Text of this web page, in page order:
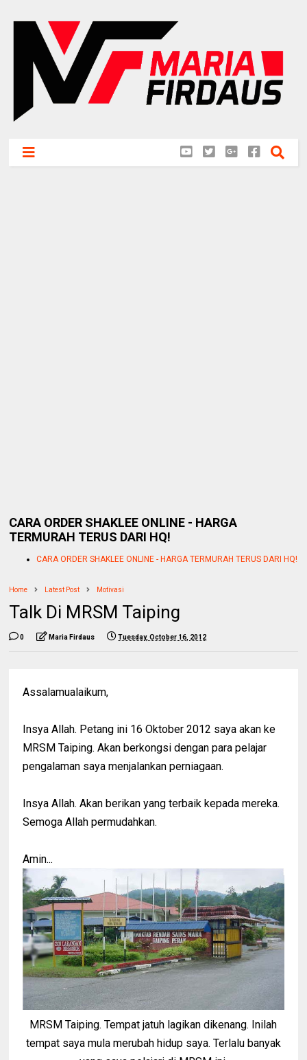
CARA ORDER SHAKLEE ONLINE - HARGA
TERMURAH TERUS DARI HQ!
CARA ORDER SHAKLEE ONLINE - HARGA TERMURAH TERUS DARI HQ!
Home Latest Post Motivasi
Talk Di MRSM Taiping
0 Maria Firdaus Tuesday, October 16, 2012
Assalamualaikum,
Insya Allah. Petang ini 16 Oktober 2012 saya akan ke
MRSM Taiping. Akan berkongsi dengan para pelajar
pengalaman saya menjalankan perniagaan.
Insya Allah. Akan berikan yang terbaik kepada mereka.
Semoga Allah permudahkan.
Amin...
MRSM Taiping. Tempat jatuh lagikan dikenang. Inilah
tempat saya mula merubah hidup saya. Terlalu banyak